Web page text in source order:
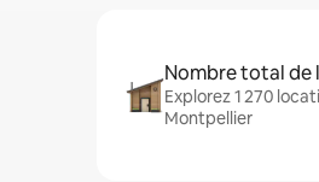
Nombre total de
Explorez 1 270
Montpellier